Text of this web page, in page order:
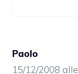
Paolo
15/12/2008